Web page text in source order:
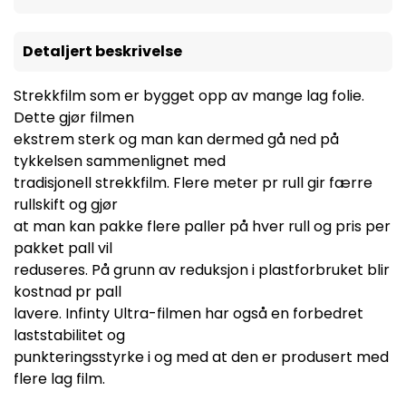
Detaljert beskrivelse
Strekkfilm som er bygget opp av mange lag folie.
Dette gjør filmen
ekstrem sterk og man kan dermed gå ned på
tykkelsen sammenlignet med
tradisjonell strekkfilm. Flere meter pr rull gir færre
rullskift og gjør
at man kan pakke flere paller på hver rull og pris per
pakket pall vil
reduseres. På grunn av reduksjon i plastforbruket blir
kostnad pr pall
lavere. Infinty Ultra-filmen har også en forbedret
laststabilitet og
punkteringsstyrke i og med at den er produsert med
flere lag film.